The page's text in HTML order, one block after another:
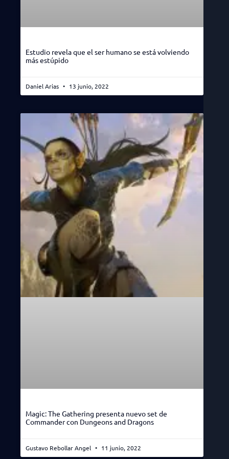
Estudio revela que el ser humano se está volviendo
más estúpido
Daniel Arias 13 junio, 2022
Magic: The Gathering presenta nuevo set de
Commander con Dungeons and Dragons
Gustavo Rebollar Angel 11 junio, 2022